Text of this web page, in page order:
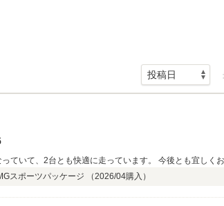
いて、2台とも快適に走っています。 今後とも宜しくお
スポーツパッケージ （2026/04購入）